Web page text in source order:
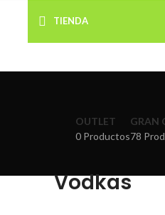
TIENDA
OUTLET
0 Productos
GRAN
78
Vodkas